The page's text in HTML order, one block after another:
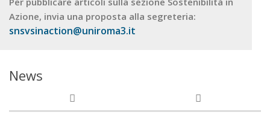
Azione, invia una proposta alla segreteria:
snsvsinaction@uniroma3.it
News